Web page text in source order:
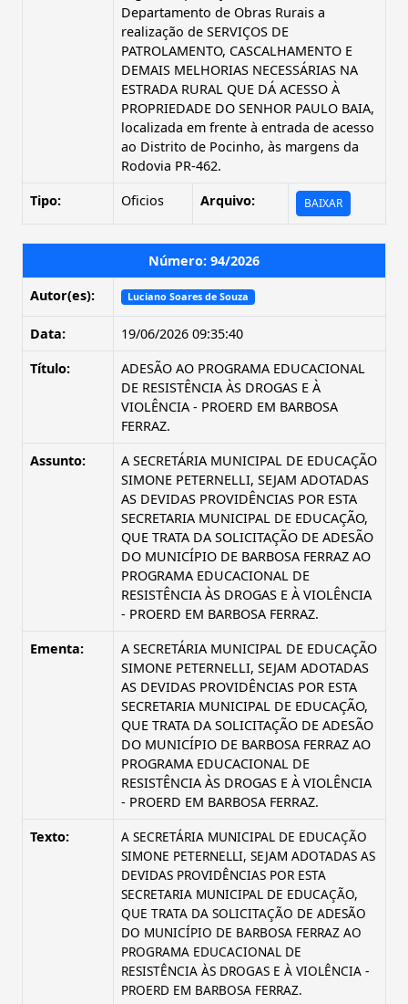
Departamento de Obras Rurais a
realização de SERVIÇOS DE
PATROLAMENTO, CASCALHAMENTO E
DEMAIS MELHORIAS NECESSÁRIAS NA
ESTRADA RURAL QUE DÁ ACESSO À
PROPRIEDADE DO SENHOR PAULO BAIA,
localizada em frente à entrada de acesso
ao Distrito de Pocinho, às margens da
Rodovia PR-462.
Tipo:
Oficios Arquivo: BAIXAR
Número: 94/2026
Autor(es):
Luciano Soares de Souza
Data:
19/06/2026 09:35:40
Título:
ADESÃO AO PROGRAMA EDUCACIONAL
DE RESISTÊNCIA ÀS DROGAS E À
VIOLÊNCIA - PROERD EM BARBOSA
FERRAZ.
Assunto:
A SECRETÁRIA MUNICIPAL DE EDUCAÇÃO
SIMONE PETERNELLI, SEJAM ADOTADAS
AS DEVIDAS PROVIDÊNCIAS POR ESTA
SECRETARIA MUNICIPAL DE EDUCAÇÃO,
QUE TRATA DA SOLICITAÇÃO DE ADESÃO
DO MUNICÍPIO DE BARBOSA FERRAZ AO
PROGRAMA EDUCACIONAL DE
RESISTÊNCIA ÀS DROGAS E À VIOLÊNCIA
- PROERD EM BARBOSA FERRAZ.
Ementa:
A SECRETÁRIA MUNICIPAL DE EDUCAÇÃO
SIMONE PETERNELLI, SEJAM ADOTADAS
AS DEVIDAS PROVIDÊNCIAS POR ESTA
SECRETARIA MUNICIPAL DE EDUCAÇÃO,
QUE TRATA DA SOLICITAÇÃO DE ADESÃO
DO MUNICÍPIO DE BARBOSA FERRAZ AO
PROGRAMA EDUCACIONAL DE
RESISTÊNCIA ÀS DROGAS E À VIOLÊNCIA
- PROERD EM BARBOSA FERRAZ.
Texto:
A SECRETÁRIA MUNICIPAL DE EDUCAÇÃO
SIMONE PETERNELLI, SEJAM ADOTADAS AS
DEVIDAS PROVIDÊNCIAS POR ESTA
SECRETARIA MUNICIPAL DE EDUCAÇÃO,
QUE TRATA DA SOLICITAÇÃO DE ADESÃO
DO MUNICÍPIO DE BARBOSA FERRAZ AO
PROGRAMA EDUCACIONAL DE
RESISTÊNCIA ÀS DROGAS E À VIOLÊNCIA -
PROERD EM BARBOSA FERRAZ.